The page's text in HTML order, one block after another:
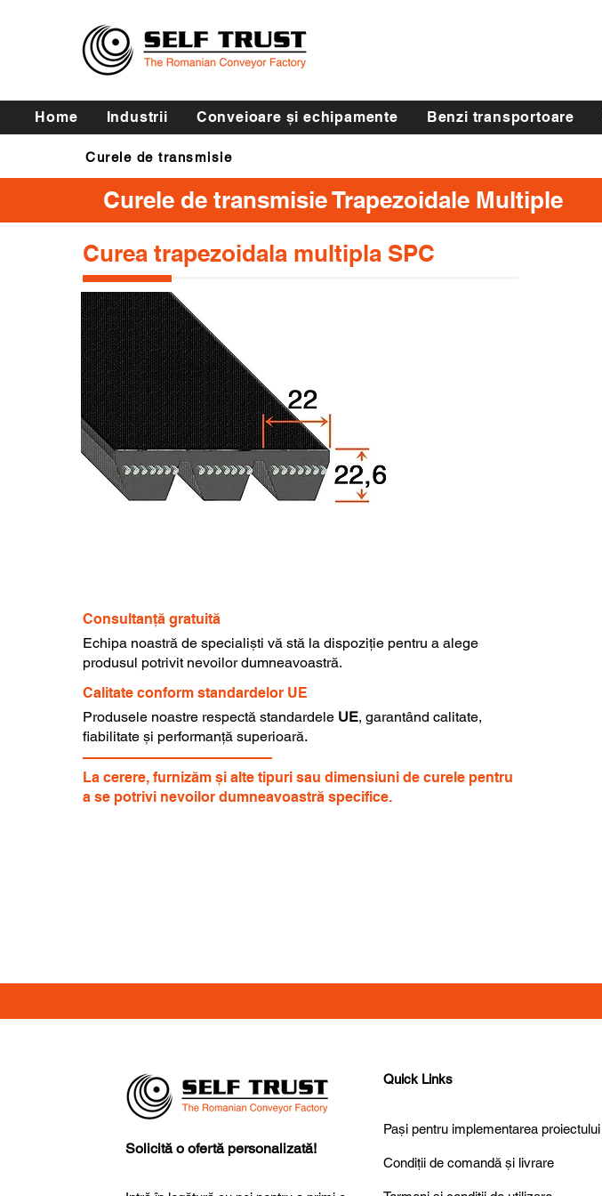
Home Industrii Conveioare și echipamente Benzi transportoare
Curele de transmisie
Curele de transmisie Trapezoidale Multiple
Curea trapezoidala multipla SPC
Consultanță gratuită
Echipa noastră de specialiști vă stă la dispoziție pentru a alege
produsul potrivit nevoilor dumneavoastră.
Calitate conform standardelor UE
Produsele noastre respectă standardele UE, garantând calitate,
fiabilitate și performanță superioară.
La cerere, furnizăm și alte tipuri sau dimensiuni de curele pentru
a se potrivi nevoilor dumneavoastră specifice.
Solicită o ofertă personalizată!
Quick Links
Pași pentru implementarea proiectului
Condiții de comandă și livrare